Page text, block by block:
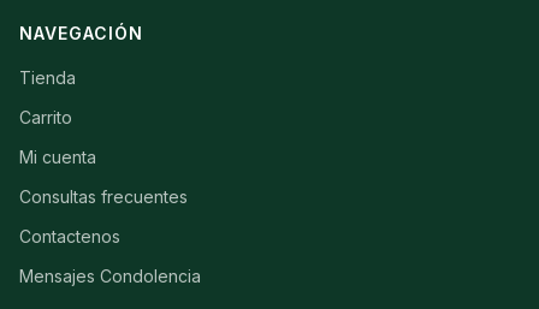
NAVEGACIÓN
Tienda
Carrito
Mi cuenta
Consultas frecuentes
Contactenos
Mensajes Condolencia